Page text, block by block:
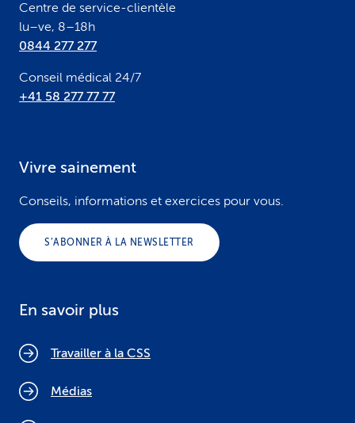
Centre de service-clientèle
lu–ve, 8–18h
0844 277 277
Conseil médical 24/7
+41 58 277 77 77
Vivre sainement
Conseils, informations et exercices pour vous.
S’ABONNER À LA NEWSLETTER
En savoir plus
Travailler à la CSS
Médias